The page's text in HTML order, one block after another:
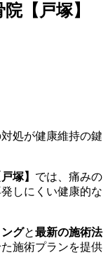
【戸塚】
処が健康維持の鍵
塚】 では、痛みの
しにくい健康的な
グと最新の施術法
施術プランを提供